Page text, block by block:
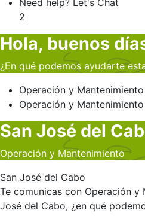
Need help? Let's Chat
2
Hola, buenos
¿En qué podemos ayudarte
Operación y Mantenimiento
Operación y Mantenimiento
San José del
Operación y Mantenimiento
San José del Cabo
Te comunicas con Operación y
José del Cabo, ¿en qué